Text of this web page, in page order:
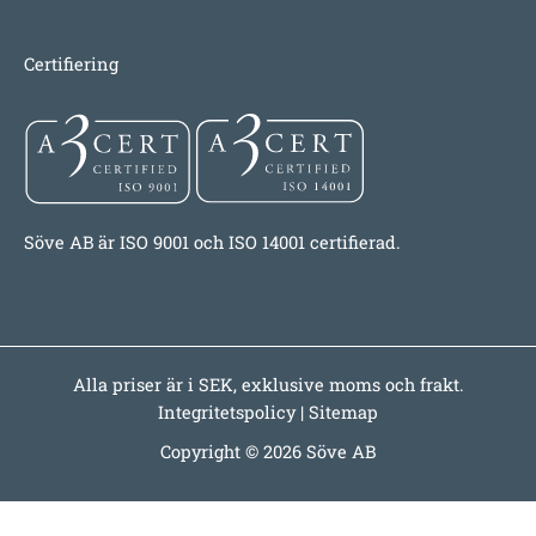
Certifiering
Söve AB är ISO 9001 och ISO 14001 certifierad.
Alla priser är i SEK, exklusive moms och frakt.
Integritetspolicy| Sitemap
Copyright © 2026 Söve AB